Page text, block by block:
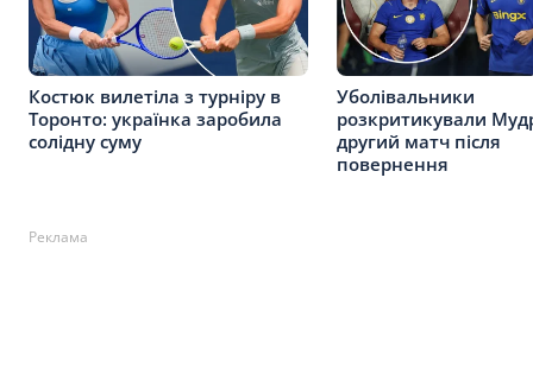
Костюк вилетіла з турніру в
Торонто: українка заробила
солідну суму
Уболівальники
розкритикували
другий матч після
повернення
Реклама